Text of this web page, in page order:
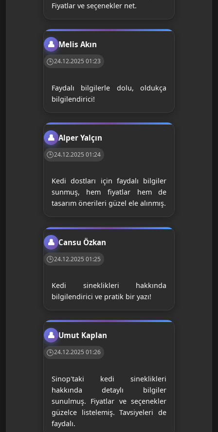
Fiyatlar ve seçenekler net.
Melis Akın
24.12.2025 01:23
Faydalı bilgilerle dolu, oldukça
bilgilendirici!
Alper Yalçın
24.12.2025 01:24
Kedi dostları için faydalı bilgiler
sunmuş, hem fiyatlar hem de
tasarım önerileri güzel ele alınmış.
Cansu Özkan
24.12.2025 01:25
Kedi sineklikleri hakkında
bilgilendirici ve pratik bir yazı!
Umut Kaplan
24.12.2025 01:26
Sinop'taki kedi sineklikleri
hakkında detaylı bilgiler
sunulmuş. Fiyatlar ve seçenekler
güzelce listelemiş. Tavsiyeleri de
faydalı.